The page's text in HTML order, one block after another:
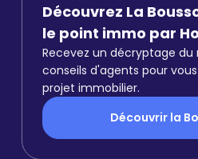
Découvrez La
le point immo par
Recevez un décryptage
conseils d'agents pour
projet immobilier.
Découvrir la